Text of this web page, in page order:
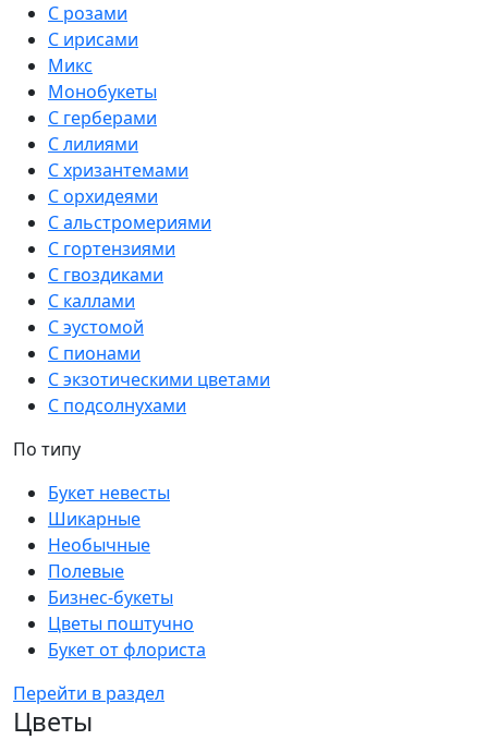
С розами
С ирисами
Микс
Монобукеты
С герберами
С лилиями
С хризантемами
С орхидеями
С альстромериями
С гортензиями
С гвоздиками
С каллами
С эустомой
С пионами
С экзотическими цветами
С подсолнухами
По типу
Букет невесты
Шикарные
Необычные
Полевые
Бизнес-букеты
Цветы поштучно
Букет от флориста
Перейти в раздел
Цветы